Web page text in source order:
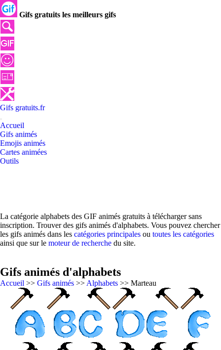
Gifs gratuits les meilleurs gifs
Gifs gratuits.fr
Accueil
Gifs animés
Emojis animés
Cartes animées
Outils
La catégorie alphabets des GIF animés gratuits à télécharger sans
inscription. Trouver des gifs animés d'alphabets. Vous pouvez chercher
les gifs animés dans les catégories principales ou toutes les catégories
ainsi que sur le moteur de recherche du site.
Gifs animés d'alphabets
Accueil >> Gifs animés >> Alphabets >> Marteau